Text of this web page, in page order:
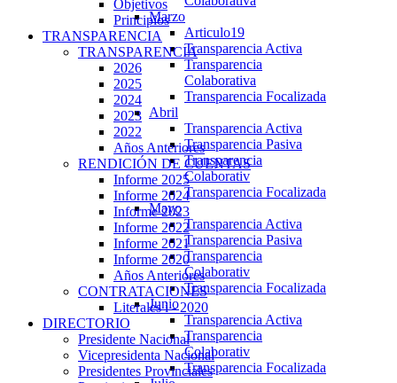
Marzo
Articulo19
Transparencia Activa
Transparencia
Colaborativa
Transparencia Focalizada
Abril
Transparencia Activa
Transparencia Pasiva
Transparencia
Colaborativ
Transparencia Focalizada
Mayo
Transparencia Activa
Transparencia Pasiva
Transparencia
Colaborativ
Transparencia Focalizada
Junio
Transparencia Activa
Transparencia
Colaborativ
Transparencia Focalizada
Objetivos
Principios
TRANSPARENCIA
TRANSPARENCIA
2026
2025
2024
2023
2022
Años Anteriores
RENDICIÓN DE CUENTAS
Informe 2025
Informe 2024
Informe 2023
Informe 2022
Informe 2021
Informe 2020
Años Anteriores
CONTRATACIONES
Literales i - 2020
DIRECTORIO
Presidente Nacional
Vicepresidenta Nacional
Presidentes Provinciales